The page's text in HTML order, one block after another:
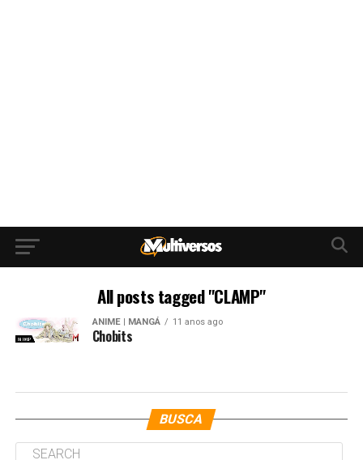
All posts tagged "CLAMP"
ANIME | MANGÁ 11 anos ago
Chobits
BUSCA